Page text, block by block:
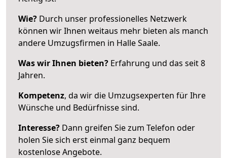
Wie? Durch unser professionelles Netzwerk
können wir Ihnen weitaus mehr bieten als manch
andere Umzugsfirmen in Halle Saale.
Was wir Ihnen bieten? Erfahrung und das seit 8
Jahren.
Kompetenz, da wir die Umzugsexperten für Ihre
Wünsche und Bedürfnisse sind.
Interesse? Dann greifen Sie zum Telefon oder
holen Sie sich erst einmal ganz bequem
kostenlose Angebote.